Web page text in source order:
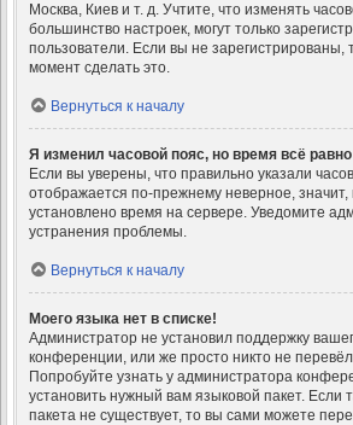
Москва, Киев и т. д. Учтите, что изменять
большинство настроек, могут только
пользователи. Если вы не зарегистрированы,
момент сделать это.
Вернуться к началу
Я изменил часовой пояс, но время всё
Если вы уверены, что правильно указали
отображается по-прежнему неверное, значит,
установлено время на сервере. Уведомите
устранения проблемы.
Вернуться к началу
Моего языка нет в списке!
Администратор не установил поддержку
конференции, или же просто никто не
Попробуйте узнать у администратора
установить нужный вам языковой пакет. Если
пакета не существует, то вы сами можете